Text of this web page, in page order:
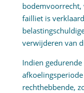
bodemvoorrecht,
failliet is
verwijderen van
Indien
rechthebbende,